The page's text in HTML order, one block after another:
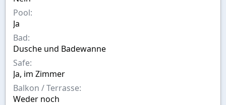
v
o
Pool
Ja
Bad
Dusche und Badewanne
Safe
Ja, im Zimmer
Balkon / Terrasse
Weder noch